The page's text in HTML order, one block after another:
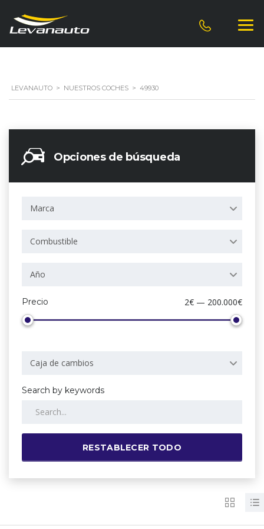
LEVANAUTO > NUESTROS COCHES > 49930
Opciones de búsqueda
Marca
Combustible
Año
Precio 2€ — 200.000€
Caja de cambios
Search by keywords
RESTABLECER TODO